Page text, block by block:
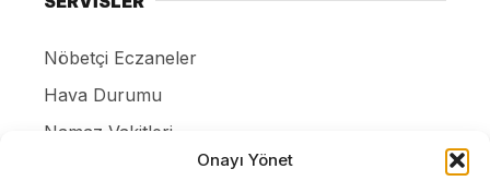
Onayı Yönet
Nöbetçi Eczaneler
Hava Durumu
Namaz Vakitleri